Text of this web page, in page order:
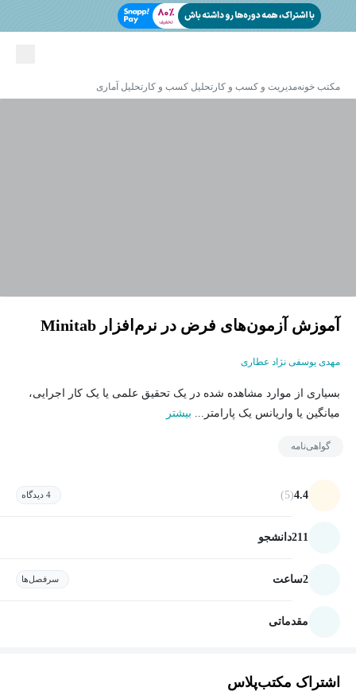
مکتب خونهمدیریت و کسب و کار تحلیل کسب و کار تحلیل آماری
آموزش آزمون‌های فرض در نرم‌افزار Minitab
مهدی یوسفی نژاد عطاری
بسیاری از موارد مشاهده شده در یک تحقیق علمی یا یک کار اجرایی،
میانگین یا واریانس یک پارامتر... بیشتر
گواهی‌نامه
4.4
(5) 4 دیدگاه
211دانشجو
2ساعت سرفصل‌ها
مقدماتی
اشتراک مکتب‌پلاس